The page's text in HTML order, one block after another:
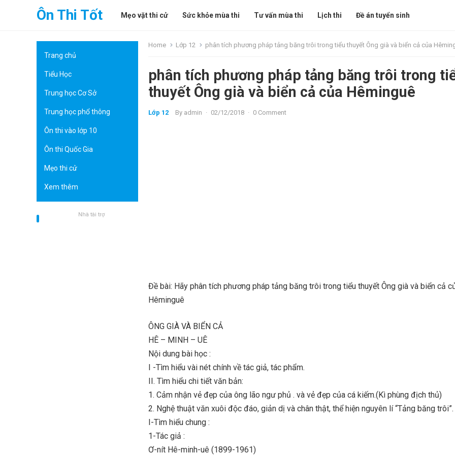
Ôn Thi Tốt Mẹo vặt thi cử Sức khỏe mùa thi Tư vấn mùa thi Lịch thi Đề án tuyển sinh
Trang chủ
Tiểu Học
Trung học Cơ Sở
Trung học phổ thông
Ôn thi vào lớp 10
Ôn thi Quốc Gia
Mẹo thi cử
Xem thêm
Nhà tài trợ
Home Lớp 12 phân tích phương pháp tảng băng trôi trong tiểu thuyết Ông già và biển cả của
phân tích phương pháp tảng băng trôi trong
thuyết Ông già và biển cả của Hêminguê
Lớp 12 By admin · 02/12/2018 · 0 Comment
Đề bài: Hãy phân tích phương pháp tảng băng trôi trong tiểu thuyết Ông già và biển cả
Hêminguê
ÔNG GIÀ VÀ BIỂN CẢ
HÊ – MINH – UÊ
Nội dung bài học :
I -Tìm hiểu vài nét chính về tác giả, tác phẩm.
II. Tìm hiểu chi tiết văn bản:
1. Cảm nhận vẻ đẹp của ông lão ngư phủ . và vẻ đẹp của cá kiếm.(Kì phùng địch thủ)
2. Nghệ thuật văn xuôi độc đáo, giản dị và chân thật, thể hiện nguyên lí “Tảng băng trôi”.
I-Tìm hiểu chung :
1-Tác giả :
Ơ-nít Hê-minh-uê (1899-1961)